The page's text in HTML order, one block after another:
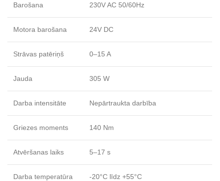
Barošana 230V AC 50/60Hz
Motora barošana 24V DC
Strāvas patēriņš 0–15 A
Jauda 305 W
Darba intensitāte Nepārtraukta darbība
Griezes moments 140 Nm
Atvēršanas laiks 5–17 s
Darba temperatūra -20°C līdz +55°C